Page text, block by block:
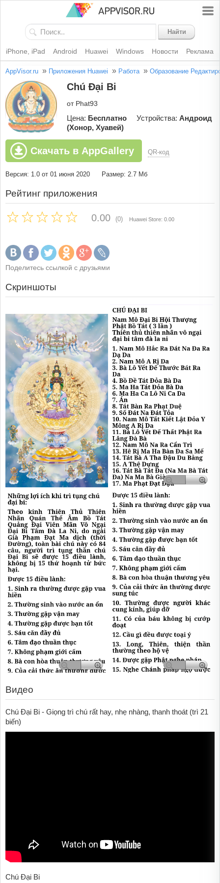
Найти
iPhone, iPad Android Huawei Windows Новости Реклама
AppVisor.ru » Приложения Huawei » Работа » Образование
Chú Đại Bi
от Phat93
Цена: Бесплатно Устройства: Андроид
(Хонор, Хуавей)
Скачать в AppGallery QR-код
Версия: 1.0 от 01 июня 2020 Размер: 2.7 Мб
Рейтинг приложения
0.00 (0) Huawei Store: 0.00
Поделитесь ссылкой с друзьями
Скриншоты
Видео
Chú Đại Bi - Giọng trì chú rất hay, nhẹ nhàng, thanh thoát (trì 21
biến)
Chú Đại Bi